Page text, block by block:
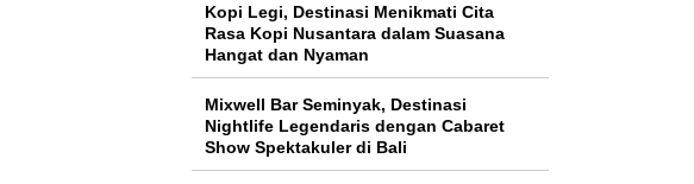
Kopi Legi, Destinasi Menikmati Cita
Rasa Kopi Nusantara dalam Suasana
Hangat dan Nyaman
Mixwell Bar Seminyak, Destinasi
Nightlife Legendaris dengan Cabaret
Show Spektakuler di Bali